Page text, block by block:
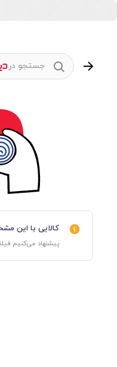
جستجو در
کالایی با این
پیشنهاد می‌کنیم